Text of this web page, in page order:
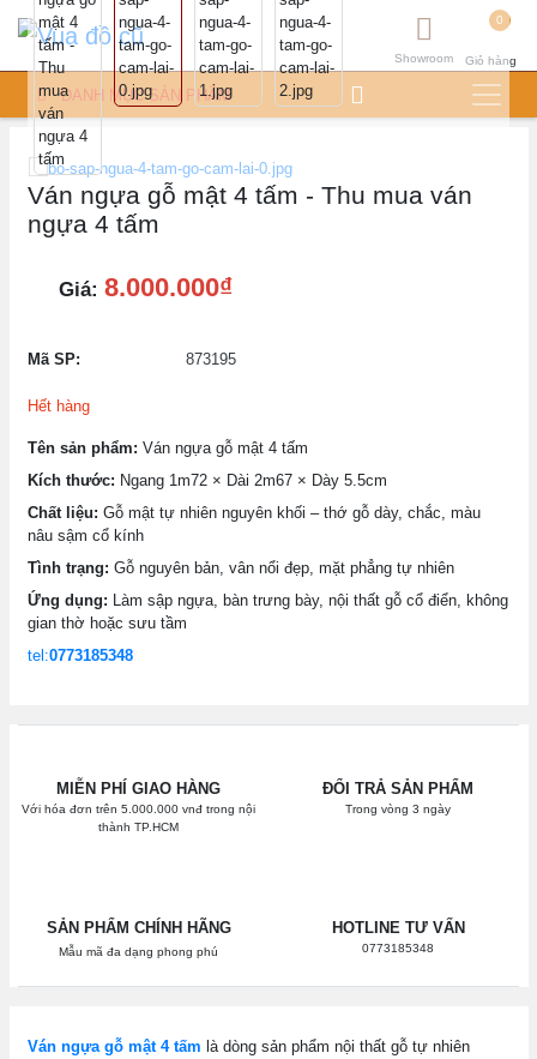
0
Giỏ hàng
Showroom
DANH MỤC SẢN PHẨM
Ván ngựa gỗ mật 4 tấm - Thu mua ván
ngựa 4 tấm
Giá: 8.000.000₫
Mã SP: 873195
Hết hàng
Tên sản phẩm: Ván ngựa gỗ mật 4 tấm
Kích thước: Ngang 1m72 × Dài 2m67 × Dày 5.5cm
Chất liệu: Gỗ mật tự nhiên nguyên khối – thớ gỗ dày, chắc, màu
nâu sậm cổ kính
Tình trạng: Gỗ nguyên bản, vân nổi đẹp, mặt phẳng tự nhiên
Ứng dụng: Làm sập ngựa, bàn trưng bày, nội thất gỗ cổ điển, không
gian thờ hoặc sưu tầm
tel:0773185348
MIỄN PHÍ GIAO HÀNG
Với hóa đơn trên 5.000.000 vnđ trong nội
thành TP.HCM
ĐỔI TRẢ SẢN PHẨM
Trong vòng 3 ngày
SẢN PHẨM CHÍNH HÃNG
Mẫu mã đa dạng phong phú
HOTLINE TƯ VẤN
0773185348
Ván ngựa gỗ mật 4 tấm là dòng sản phẩm nội thất gỗ tự nhiên